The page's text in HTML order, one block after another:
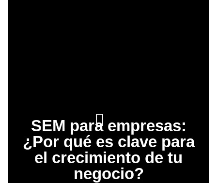
SEM para empresas:
¿Por qué es clave para
el crecimiento de tu
negocio?